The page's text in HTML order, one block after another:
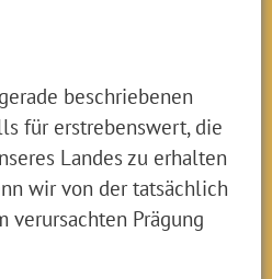
beschriebenen
für erstrebenswert, die
Landes zu erhalten
wir von der tatsächlich
verursachten Prägung